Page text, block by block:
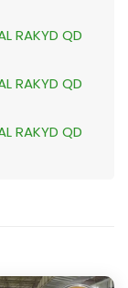
RAKYD QD
RAKYD QD
RAKYD QD